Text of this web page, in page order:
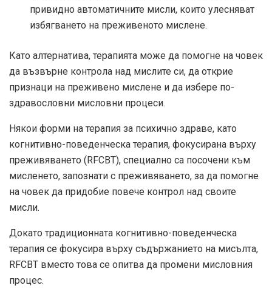
привидно автоматичните мисли, които улесняват
избягването на преживеното мислене.
Като алтернатива, терапията може да помогне на човек
да възвърне контрола над мислите си, да открие
признаци на преживено мислене и да избере по-
здравословни мисловни процеси.
Някои форми на терапия за психично здраве, като
когнитивно-поведенческа терапия, фокусирана върху
преживяването (RFCBT), специално са посочени към
мисленето, запознати с преживяването, за да помогне
на човек да придобие повече контрол над своите
мисли.
Докато традиционната когнитивно-поведенческа
терапия се фокусира върху съдържанието на мисълта,
RFCBT вместо това се опитва да промени мисловния
процес.